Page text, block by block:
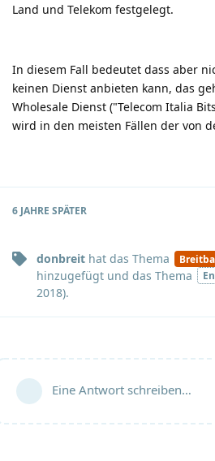
Land und Telekom festgelegt.
In diesem Fall bedeutet dass aber
keinen Dienst anbieten kann, das
Wholesale Dienst ("Telecom Italia
wird in den meisten Fällen der von
6 JAHRE SPÄTER
donbreit hat das Thema
hinzugefügt und das Thema
2018).
Eine Antwort schreiben…